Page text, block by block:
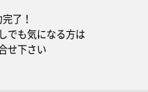
了！
でも気になる方は
せ下さい